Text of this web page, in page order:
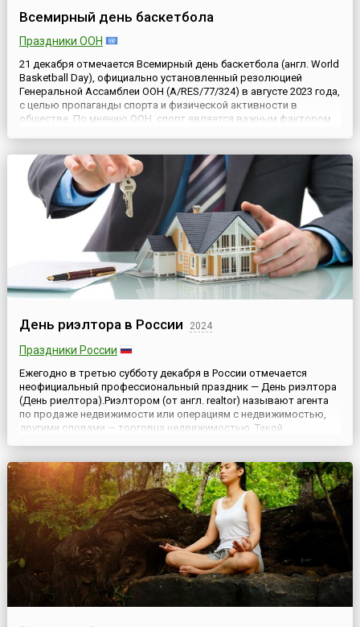
Всемирный день баскетбола
Праздники ООН
21 декабря отмечается Всемирный день баскетбола (англ. World
Basketball Day), официально установленный резолюцией
Генеральной Ассамблеи ООН (A/RES/77/324) в августе 2023 года,
с целью пропаганды спорта и физической активности в
обществе. По мнению ООН, спорт является важным фактором
уважени...
День риэлтора в России 2024
Праздники России
Ежегодно в третью субботу декабря в России отмечается
неофициальный профессиональный праздник — День риэлтора
(День риелтора).Риэлтором (от англ. realtor) называют агента
по продаже недвижимости или операциям с недвижимостью,
другими словами — торговца недвижимостью. Такой
выполняют ...